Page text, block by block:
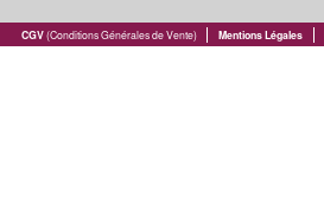
CGV(Conditions Générales de Vente) Mentions Légales